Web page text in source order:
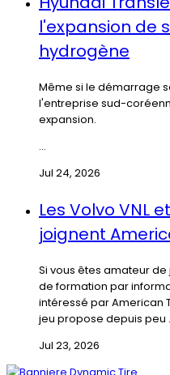
l'expansion de
hydrogène
Même si le démarrage
l'entreprise sud-
expansion.
...
Jul 24, 2026
Les Volvo VNL
joignent
Si vous êtes amateur
de formation par
intéressé par American
jeu propose depuis peu
Jul 23, 2026